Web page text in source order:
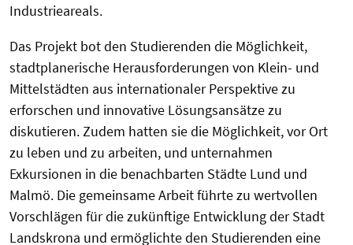
Industrieareals.
Das Projekt bot den Studierenden die Möglichkeit,
stadtplanerische Herausforderungen von Klein- und
Mittelstädten aus internationaler Perspektive zu
erforschen und innovative Lösungsansätze zu
diskutieren. Zudem hatten sie die Möglichkeit, vor Ort
zu leben und zu arbeiten, und unternahmen
Exkursionen in die benachbarten Städte Lund und
Malmö. Die gemeinsame Arbeit führte zu wertvollen
Vorschlägen für die zukünftige Entwicklung der Stadt
Landskrona und ermöglichte den Studierenden eine